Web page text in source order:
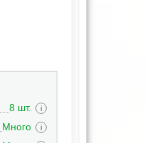
8 шт. i
Много i